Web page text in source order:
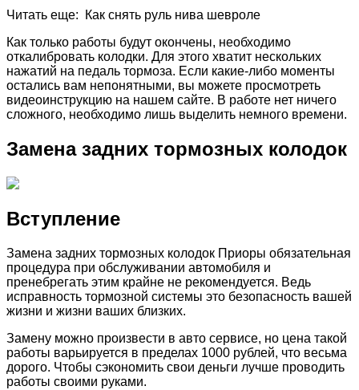
Читать еще: Как снять руль нива шевроле
Как только работы будут окончены, необходимо
откалибровать колодки. Для этого хватит нескольких
нажатий на педаль тормоза. Если какие-либо моменты
остались вам непонятными, вы можете просмотреть
видеоинструкцию на нашем сайте. В работе нет ничего
сложного, необходимо лишь выделить немного времени.
Замена задних тормозных колодок
Вступление
Замена задних тормозных колодок Приоры обязательная
процедура при обслуживании автомобиля и
пренебрегать этим крайне не рекомендуется. Ведь
исправность тормозной системы это безопасность вашей
жизни и жизни ваших близких.
Замену можно произвести в авто сервисе, но цена такой
работы варьируется в пределах 1000 рублей, что весьма
дорого. Чтобы сэкономить свои деньги лучше проводить
работы своими руками.